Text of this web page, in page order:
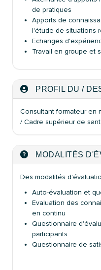
de pratiques
Apports de
l'étude de situations
Echanges
Travail en groupe et
PROFIL DU /
Consultant formateur en
/ Cadre supérieur de
MODALITÉS
Des modalités
Auto-évaluation et
Evaluation des
en continu
Questionnaire
participants
Questionnaire de